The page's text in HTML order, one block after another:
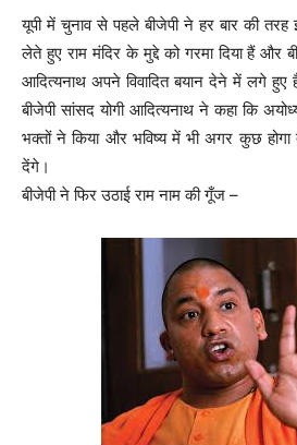
यूपी में चुनाव से पहले बीजेपी ने हर बार की तरह
लेते हुए राम मंदिर के मुद्दे को गरमा दिया हैं और
आदित्यनाथ अपने विवादित बयान देने में लगे
बीजेपी सांसद योगी आदित्यनाथ ने कहा कि
भक्तों ने किया और भविष्य में भी अगर कुछ होगा
देंगे।
बीजेपी ने फिर उठाई राम नाम की गूँज –